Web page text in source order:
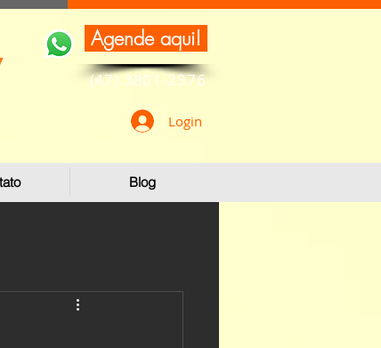
Agende aqui!
(47) 3801-2376
Login
Blog